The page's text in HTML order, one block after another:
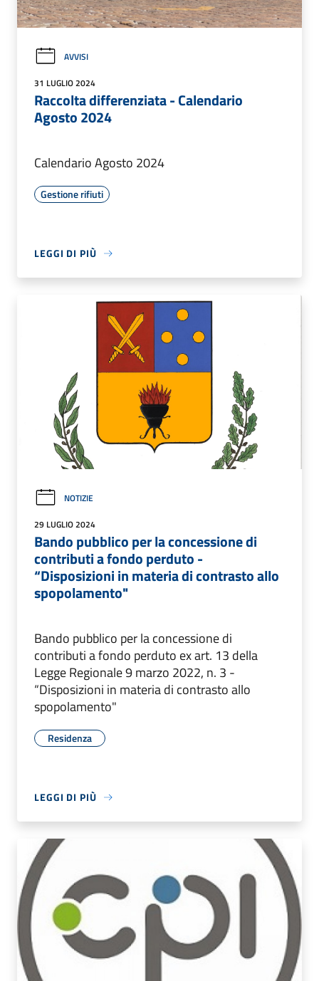
AVVISI
31 LUGLIO 2024
Raccolta differenziata - Calendario
Agosto 2024
Calendario Agosto 2024
Gestione rifiuti
LEGGI DI PIÙ
NOTIZIE
29 LUGLIO 2024
Bando pubblico per la concessione di
contributi a fondo perduto -
“Disposizioni in materia di contrasto allo
spopolamento"
Bando pubblico per la concessione di
contributi a fondo perduto ex art. 13 della
Legge Regionale 9 marzo 2022, n. 3 -
“Disposizioni in materia di contrasto allo
spopolamento"
Residenza
LEGGI DI PIÙ